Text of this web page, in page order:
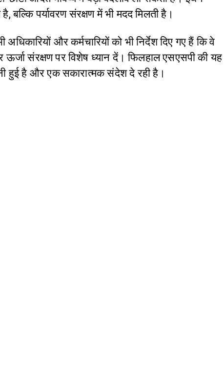
बल्कि पर्यावरण संरक्षण में भी मदद मिलती है।
और कर्मचारियों को भी निर्देश दिए गए हैं कि वे
संरक्षण पर विशेष ध्यान दें। फिलहाल एसएसपी की यह
हुई है और एक सकारात्मक संदेश दे रही है।